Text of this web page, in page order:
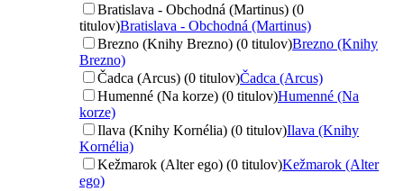
Bratislava - Obchodná (Martinus) (0
titulov)Bratislava - Obchodná (Martinus)
Brezno (Knihy Brezno) (0 titulov)Brezno (Knihy
Brezno)
Čadca (Arcus) (0 titulov)Čadca (Arcus)
Humenné (Na korze) (0 titulov)Humenné (Na
korze)
Ilava (Knihy Kornélia) (0 titulov)Ilava (Knihy
Kornélia)
Kežmarok (Alter ego) (0 titulov)Kežmarok (Alter
ego)